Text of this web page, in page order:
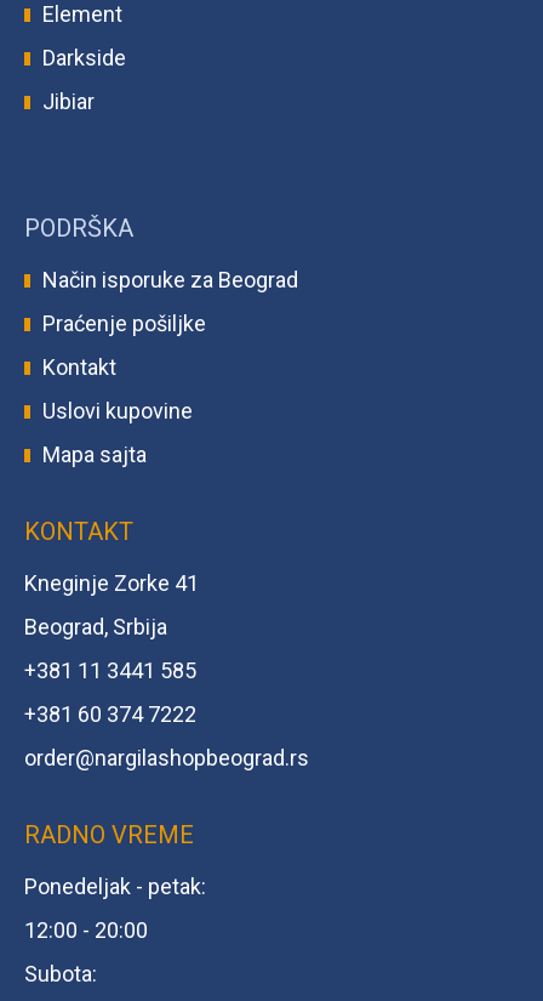
Element
Darkside
Jibiar
PODRŠKA
Način isporuke za Beograd
Praćenje pošiljke
Kontakt
Uslovi kupovine
Mapa sajta
KONTAKT
Kneginje Zorke 41
Beograd, Srbija
+381 11 3441 585
+381 60 374 7222
order@nargilashopbeograd.rs
RADNO VREME
Ponedeljak - petak:
12:00 - 20:00
Subota: